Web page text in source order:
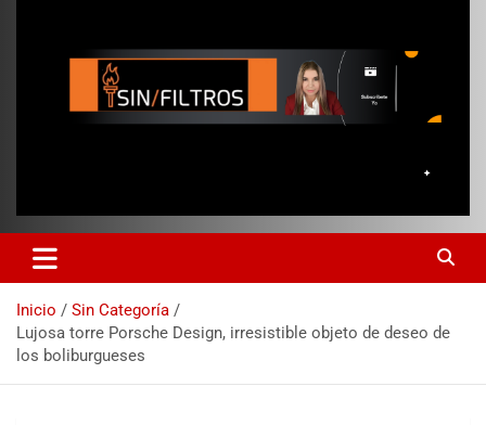
Inicio
Sin Categoría
Lujosa torre Porsche Design, irresistible objeto de deseo de
los boliburgueses